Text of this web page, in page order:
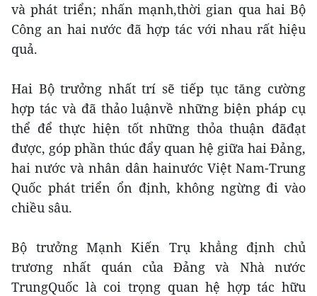
và phát triển; nhấn mạnh,thời gian qua hai Bộ
Công an hai nước đã hợp tác với nhau rất hiệu
quả.
Hai Bộ trưởng nhất trí sẽ tiếp tục tăng cường
hợp tác và đã thảo luậnvề những biện pháp cụ
thể để thực hiện tốt những thỏa thuận đãđạt
được, góp phần thúc đẩy quan hệ giữa hai Đảng,
hai nước và nhân dân hainước Việt Nam-Trung
Quốc phát triển ổn định, không ngừng đi vào
chiều sâu.
Bộ trưởng Mạnh Kiến Trụ khẳng định chủ
trương nhất quán của Đảng và Nhà nước
TrungQuốc là coi trọng quan hệ hợp tác hữu